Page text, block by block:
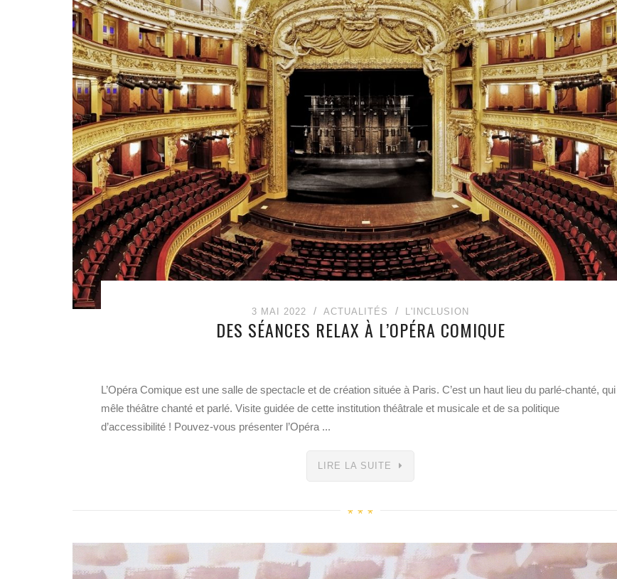
3 MAI 2022 ACTUALITÉS L'INCLUSION
DES SÉANCES RELAX À L’OPÉRA COMIQUE
L’Opéra Comique est une salle de spectacle et de création située à Paris. C’est un haut lieu du parlé-chanté, qui
mêle théâtre chanté et parlé. Visite guidée de cette institution théâtrale et musicale et de sa politique
d’accessibilité ! Pouvez-vous présenter l’Opéra ...
LIRE LA SUITE